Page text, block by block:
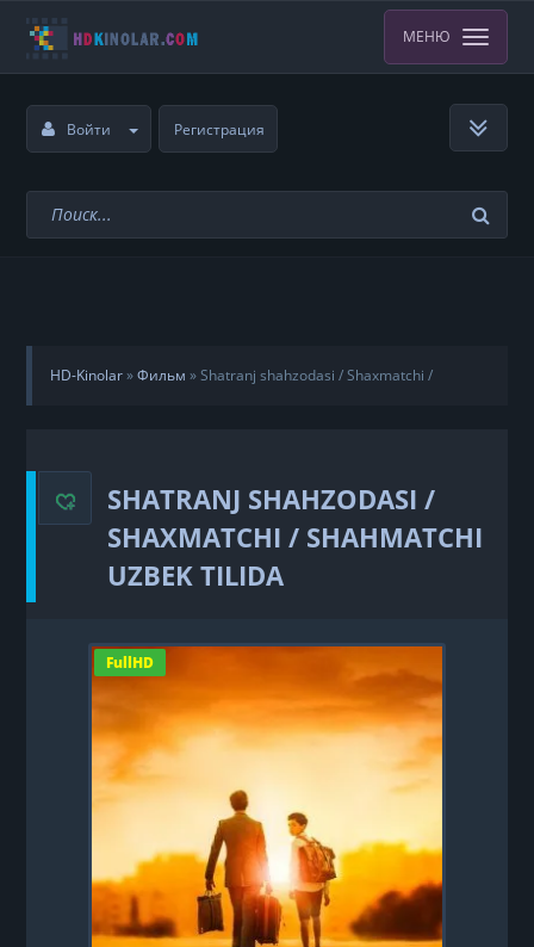
МЕНЮ
Войти Регистрация
HD-Kinolar»Фильм »Shatranj shahzodasi / Shaxmatchi /
SHATRANJ SHAHZODASI /
SHAXMATCHI / SHAHMATCHI
UZBEK TILIDA
FullHD